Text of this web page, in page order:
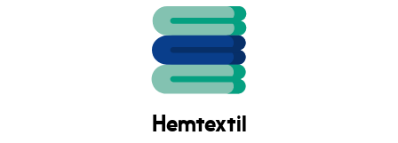
Hemtextil